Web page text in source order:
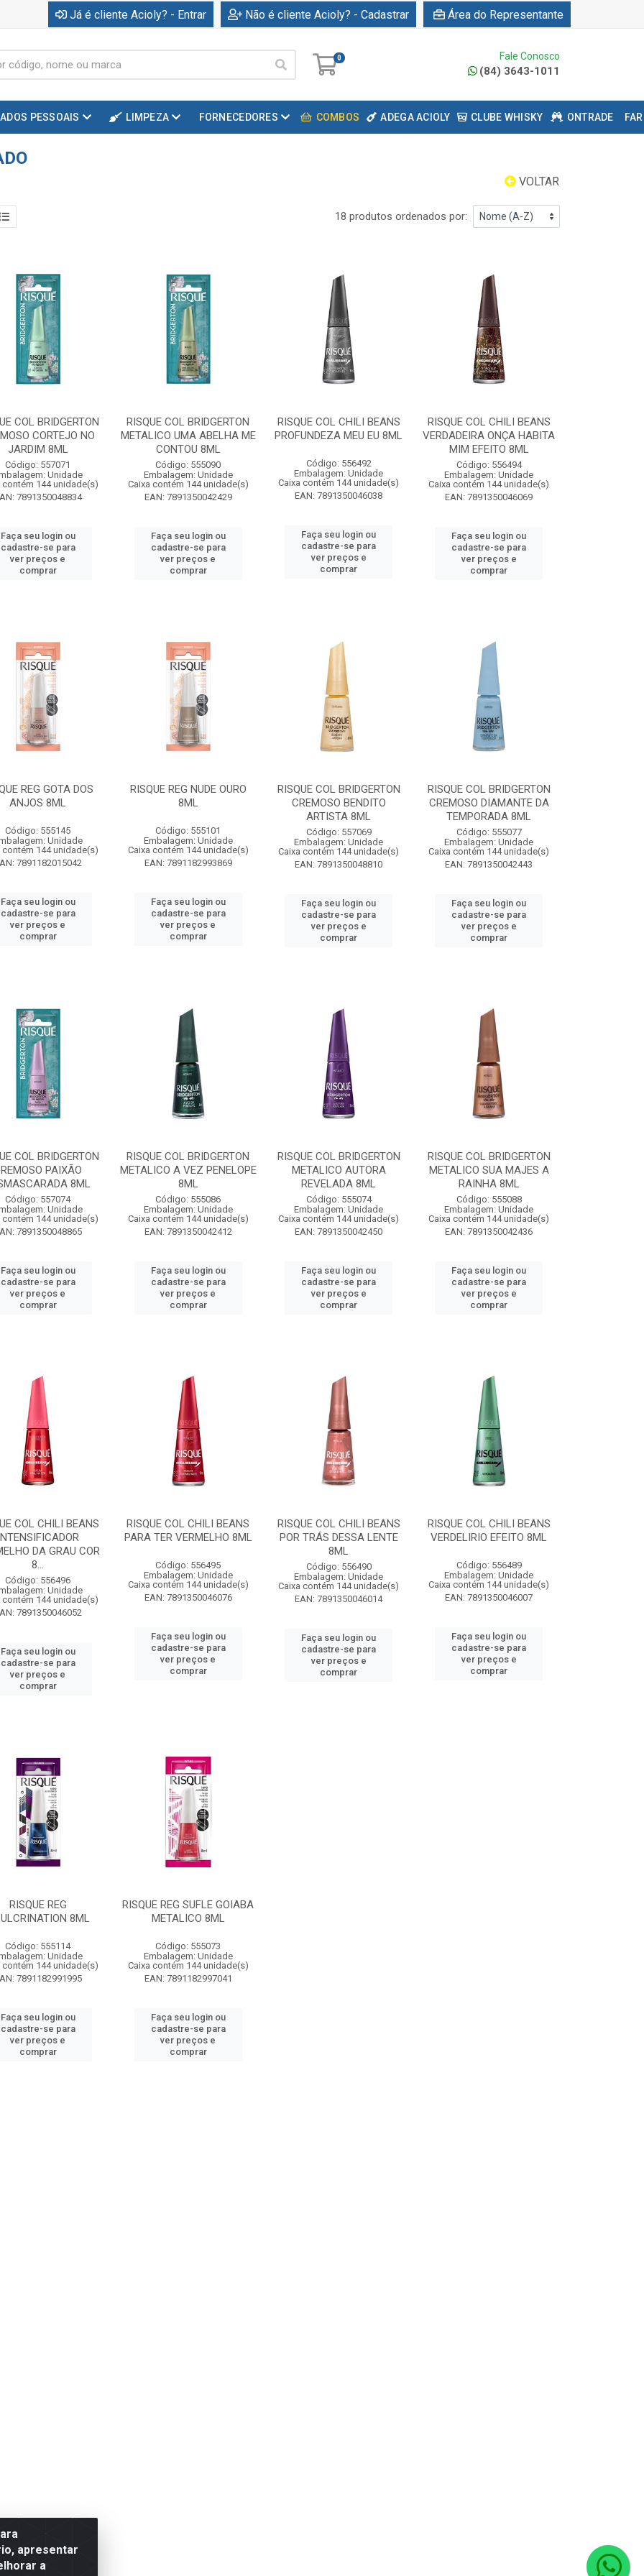
Já é cliente Acioly? - Entrar Não é cliente Acioly? - Cadastrar Área do Representante
0 Fale Conosco
(84) 3643-1011
PESSOAIS LIMPEZA FORNECEDORES COMBOS ADEGA ACIOLY CLUBE WHISKY ONTRADE
VOLTAR
18 produtos ordenados por:
COL BRIDGERTON
CORTEJO NO
JARDIM 8ML
Código: 557071
Unidade
contém 144 unidade(s)
7891350048834
Faça seu login ou
cadastre-se para
ver preços e
comprar
RISQUE COL BRIDGERTON
METALICO UMA ABELHA ME
CONTOU 8ML
Código: 555090
Embalagem: Unidade
Caixa contém 144 unidade(s)
EAN: 7891350042429
Faça seu login ou
cadastre-se para
ver preços e
comprar
RISQUE COL CHILI BEANS
PROFUNDEZA MEU EU 8ML
Código: 556492
Embalagem: Unidade
Caixa contém 144 unidade(s)
EAN: 7891350046038
Faça seu login ou
cadastre-se para
ver preços e
comprar
RISQUE COL CHILI BEANS
VERDADEIRA ONÇA HABITA
MIM EFEITO 8ML
Código: 556494
Embalagem: Unidade
Caixa contém 144 unidade(s)
EAN: 7891350046069
Faça seu login ou
cadastre-se para
ver preços e
comprar
REG GOTA DOS
ANJOS 8ML
Código: 555145
Unidade
contém 144 unidade(s)
7891182015042
Faça seu login ou
cadastre-se para
ver preços e
comprar
RISQUE REG NUDE OURO
8ML
Código: 555101
Embalagem: Unidade
Caixa contém 144 unidade(s)
EAN: 7891182993869
Faça seu login ou
cadastre-se para
ver preços e
comprar
RISQUE COL BRIDGERTON
CREMOSO BENDITO
ARTISTA 8ML
Código: 557069
Embalagem: Unidade
Caixa contém 144 unidade(s)
EAN: 7891350048810
Faça seu login ou
cadastre-se para
ver preços e
comprar
RISQUE COL BRIDGERTON
CREMOSO DIAMANTE DA
TEMPORADA 8ML
Código: 555077
Embalagem: Unidade
Caixa contém 144 unidade(s)
EAN: 7891350042443
Faça seu login ou
cadastre-se para
ver preços e
comprar
COL BRIDGERTON
PAIXÃO
8ML
Código: 557074
Unidade
contém 144 unidade(s)
7891350048865
Faça seu login ou
cadastre-se para
ver preços e
comprar
RISQUE COL BRIDGERTON
METALICO A VEZ PENELOPE
8ML
Código: 555086
Embalagem: Unidade
Caixa contém 144 unidade(s)
EAN: 7891350042412
Faça seu login ou
cadastre-se para
ver preços e
comprar
RISQUE COL BRIDGERTON
METALICO AUTORA
REVELADA 8ML
Código: 555074
Embalagem: Unidade
Caixa contém 144 unidade(s)
EAN: 7891350042450
Faça seu login ou
cadastre-se para
ver preços e
comprar
RISQUE COL BRIDGERTON
METALICO SUA MAJES A
RAINHA 8ML
Código: 555088
Embalagem: Unidade
Caixa contém 144 unidade(s)
EAN: 7891350042436
Faça seu login ou
cadastre-se para
ver preços e
comprar
COL CHILI BEANS
DA GRAU COR
8...
Código: 556496
Unidade
contém 144 unidade(s)
7891350046052
Faça seu login ou
cadastre-se para
ver preços e
comprar
RISQUE COL CHILI BEANS
PARA TER VERMELHO 8ML
Código: 556495
Embalagem: Unidade
Caixa contém 144 unidade(s)
EAN: 7891350046076
Faça seu login ou
cadastre-se para
ver preços e
comprar
RISQUE COL CHILI BEANS
POR TRÁS DESSA LENTE
8ML
Código: 556490
Embalagem: Unidade
Caixa contém 144 unidade(s)
EAN: 7891350046014
Faça seu login ou
cadastre-se para
ver preços e
comprar
RISQUE COL CHILI BEANS
VERDELIRIO EFEITO 8ML
Código: 556489
Embalagem: Unidade
Caixa contém 144 unidade(s)
EAN: 7891350046007
Faça seu login ou
cadastre-se para
ver preços e
comprar
RISQUE REG
8ML
Código: 555114
Unidade
contém 144 unidade(s)
7891182991995
Faça seu login ou
cadastre-se para
ver preços e
comprar
RISQUE REG SUFLE GOIABA
METALICO 8ML
Código: 555073
Embalagem: Unidade
Caixa contém 144 unidade(s)
EAN: 7891182997041
Faça seu login ou
cadastre-se para
ver preços e
comprar
apresentar
a